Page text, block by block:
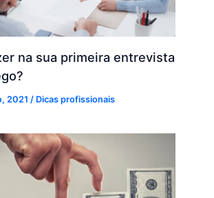
na sua primeira entrevista
2021 / Dicas profissionais